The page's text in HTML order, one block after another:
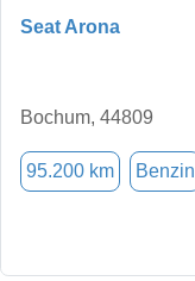
Seat Arona
Bochum, 44809
95.200 km Benzin